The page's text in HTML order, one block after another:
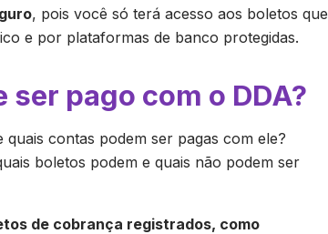
, pois você só terá acesso aos boletos que
e por plataformas de banco protegidas.
ser pago com o DDA?
contas podem ser pagas com ele?
boletos podem e quais não podem ser
de cobrança registrados, como